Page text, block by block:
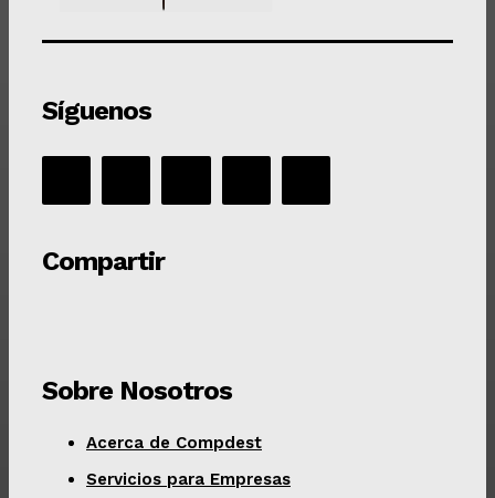
Síguenos
Compartir
Sobre Nosotros
Acerca de Compdest
Servicios para Empresas